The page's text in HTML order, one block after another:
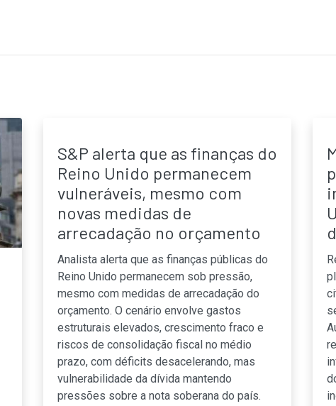
S&P alerta que as finanças do
Reino Unido permanecem
vulneráveis, mesmo com
novas medidas de
arrecadação no orçamento
Analista alerta que as finanças públicas do
Reino Unido permanecem sob pressão,
mesmo com medidas de arrecadação do
orçamento. O cenário envolve gastos
estruturais elevados, crescimento fraco e
riscos de consolidação fiscal no médio
prazo, com déficits desacelerando, mas
vulnerabilidade da dívida mantendo
pressões sobre a nota soberana do país.